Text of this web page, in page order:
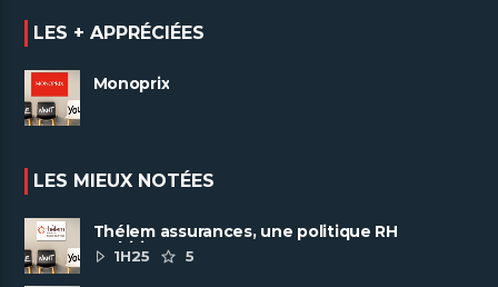
LES + APPRÉCIÉES
Monoprix
LES MIEUX NOTÉES
Thélem assurances, une politique RH
ambitieuse
1H25 5